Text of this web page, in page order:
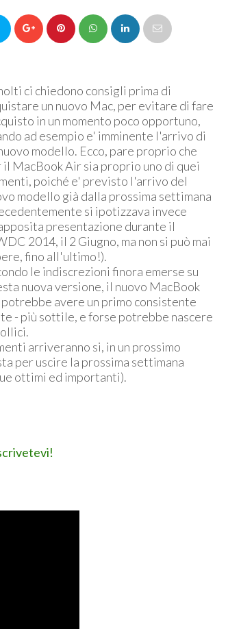
ci chiedono consigli prima di
un nuovo Mac, per evitare di fare
in un momento poco opportuno,
ad esempio e' imminente l'arrivo di
modello. Ecco, pare proprio che
il MacBook Air sia proprio uno di quei
poiché e' previsto l'arrivo del
modello già dalla prossima settimana
si ipotizzava invece
presentazione durante il
2014, il 2 Giugno, ma non si può mai
fino all'ultimo!).
le indiscrezioni finora emerse su
nuova versione, il nuovo MacBook
avere un primo consistente
- più sottile, e forse potrebbe nascere
arriveranno si, in un prossimo
per uscire la prossima settimana
ottimi ed importanti).